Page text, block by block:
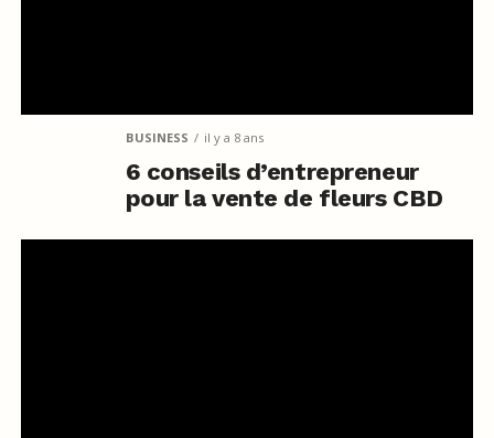
BUSINESS il y a 8 ans
6 conseils d’entrepreneur
pour la vente de fleurs CBD